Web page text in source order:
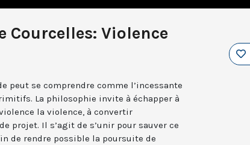
Courcelles: Violence
peut se comprendre comme l’incessante
La philosophie invite à échapper à
la violence, à convertir
projet. Il s’agit de s’unir pour sauver ce
de rendre possible la poursuite de